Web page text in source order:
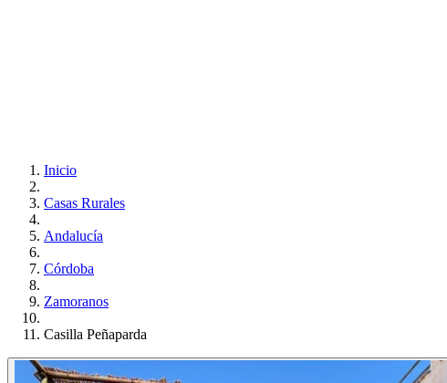
Inicio
Casas Rurales
Andalucía
Córdoba
Zamoranos
Casilla Peñaparda